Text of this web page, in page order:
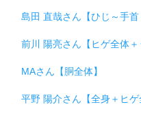
島田 直哉さん【ひじ～手首
前川 陽亮さん【ヒゲ全体＋
MAさん【胴全体】
平野 陽介さん【全身＋ヒゲ